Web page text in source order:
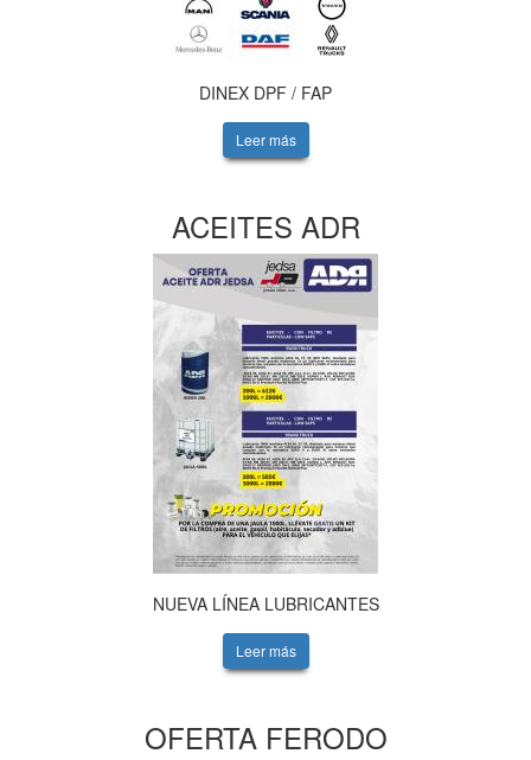
DINEX DPF / FAP
Leer más
ACEITES ADR
NUEVA LÍNEA LUBRICANTES
Leer más
OFERTA FERODO